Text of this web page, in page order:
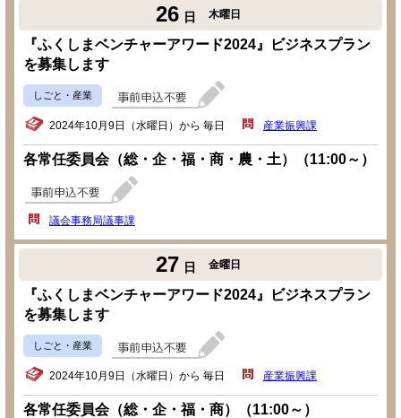
26 日 木曜日
『ふくしまベンチャーアワード2024』ビジネスプラン
を募集します
しごと・産業
2024年10月9日（水曜日）から 毎日 産業振興課
各常任委員会（総・企・福・商・農・土）（11:00～）
議会事務局議事課
27 日 金曜日
『ふくしまベンチャーアワード2024』ビジネスプラン
を募集します
しごと・産業
2024年10月9日（水曜日）から 毎日 産業振興課
各常任委員会（総・企・福・商）（11:00～）